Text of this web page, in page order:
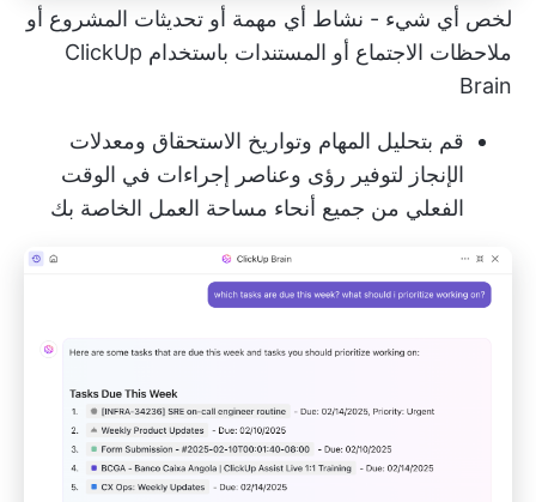
لخص أي شيء - نشاط أي مهمة أو تحديثات المشروع أو
ملاحظات الاجتماع أو المستندات باستخدام ClickUp
Brain
قم بتحليل المهام وتواريخ الاستحقاق ومعدلات
الإنجاز لتوفير رؤى وعناصر إجراءات في الوقت
الفعلي من جميع أنحاء مساحة العمل الخاصة بك